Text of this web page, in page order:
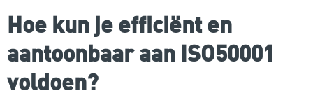
Hoe kun je efficiënt en
aantoonbaar aan ISO50001
voldoen?